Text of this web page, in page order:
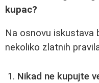
kupac?
Na osnovu iskustava
nekoliko zlatnih
Nikad ne kupujte